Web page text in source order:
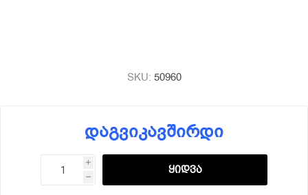
SKU: 50960
დაგვიკავშირდი
i
h